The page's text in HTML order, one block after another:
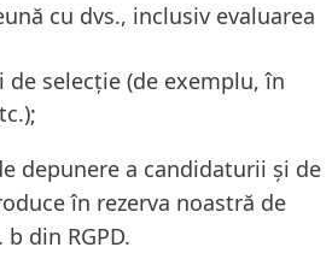
cu dvs., inclusiv evaluarea
de selecție (de exemplu, în
depunere a candidaturii și de
în rezerva noastră de
din RGPD.